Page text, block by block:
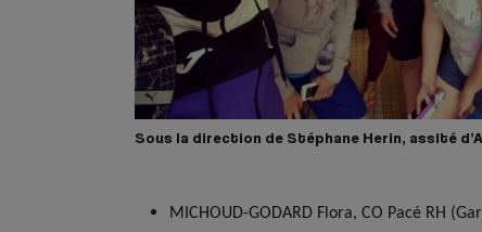
Sous la direction de Stéphane Herin, assité
MICHOUD-GODARD Flora, CO Pacé RH